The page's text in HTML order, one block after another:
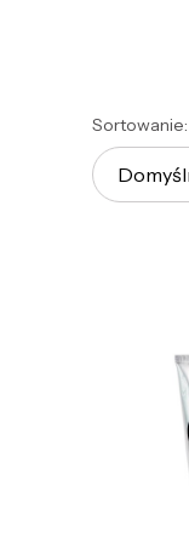
Lista
Sortowanie: